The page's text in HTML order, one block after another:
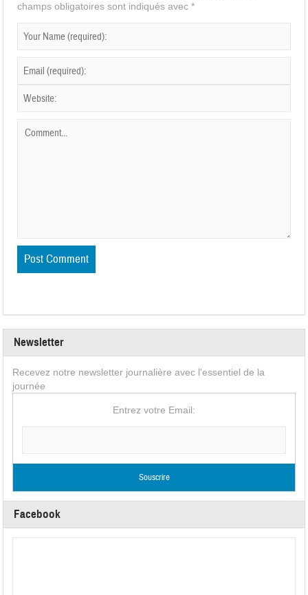
champs obligatoires sont indiqués avec*
Newsletter
Recevez notre newsletter journalière avec l'essentiel de la
journée
Entrez votre Email:
Facebook